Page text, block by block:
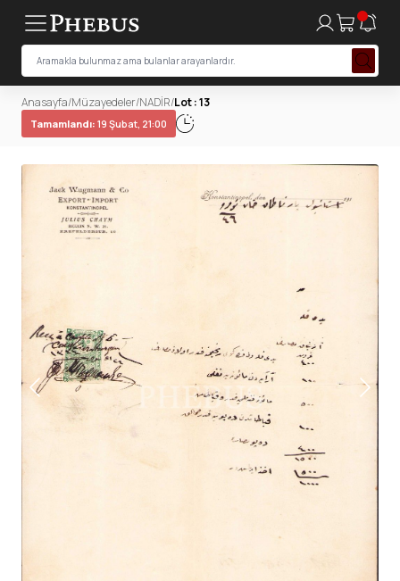
Anasayfa/Müzayedeler/NADİR/Lot : 13
Tamamlandı: 19 Şubat, 21:00